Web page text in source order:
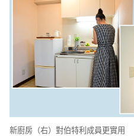
新廚房（右）對伯特利成員更實用